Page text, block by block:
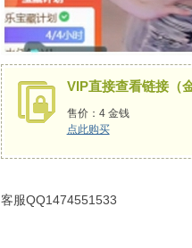
VIP直接查看链接（
售价：4 金钱
点此购买
客服QQ1474551533